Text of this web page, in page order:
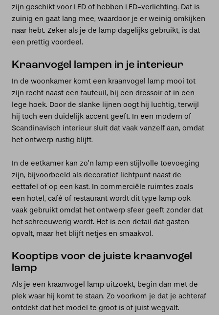
zijn geschikt voor LED of hebben LED-verlichting. Dat is
zuinig en gaat lang mee, waardoor je er weinig omkijken
naar hebt. Zeker als je de lamp dagelijks gebruikt, is dat
een prettig voordeel.
Kraanvogel lampen in je interieur
In de woonkamer komt een kraanvogel lamp mooi tot
zijn recht naast een fauteuil, bij een dressoir of in een
lege hoek. Door de slanke lijnen oogt hij luchtig, terwijl
hij toch een duidelijk accent geeft. In een modern of
Scandinavisch interieur sluit dat vaak vanzelf aan, omdat
het ontwerp rustig blijft.
In de eetkamer kan zo’n lamp een stijlvolle toevoeging
zijn, bijvoorbeeld als decoratief lichtpunt naast de
eettafel of op een kast. In commerciële ruimtes zoals
een hotel, café of restaurant wordt dit type lamp ook
vaak gebruikt omdat het ontwerp sfeer geeft zonder dat
het schreeuwerig wordt. Het is een detail dat gasten
opvalt, maar het blijft netjes en smaakvol.
Kooptips voor de juiste kraanvogel
lamp
Als je een kraanvogel lamp uitzoekt, begin dan met de
plek waar hij komt te staan. Zo voorkom je dat je achteraf
ontdekt dat het model te groot is of juist wegvalt.